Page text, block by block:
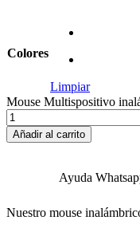
Colores
Limpiar
Mouse Multispositivo
Añadir al carrito
Ayuda
Nuestro mouse